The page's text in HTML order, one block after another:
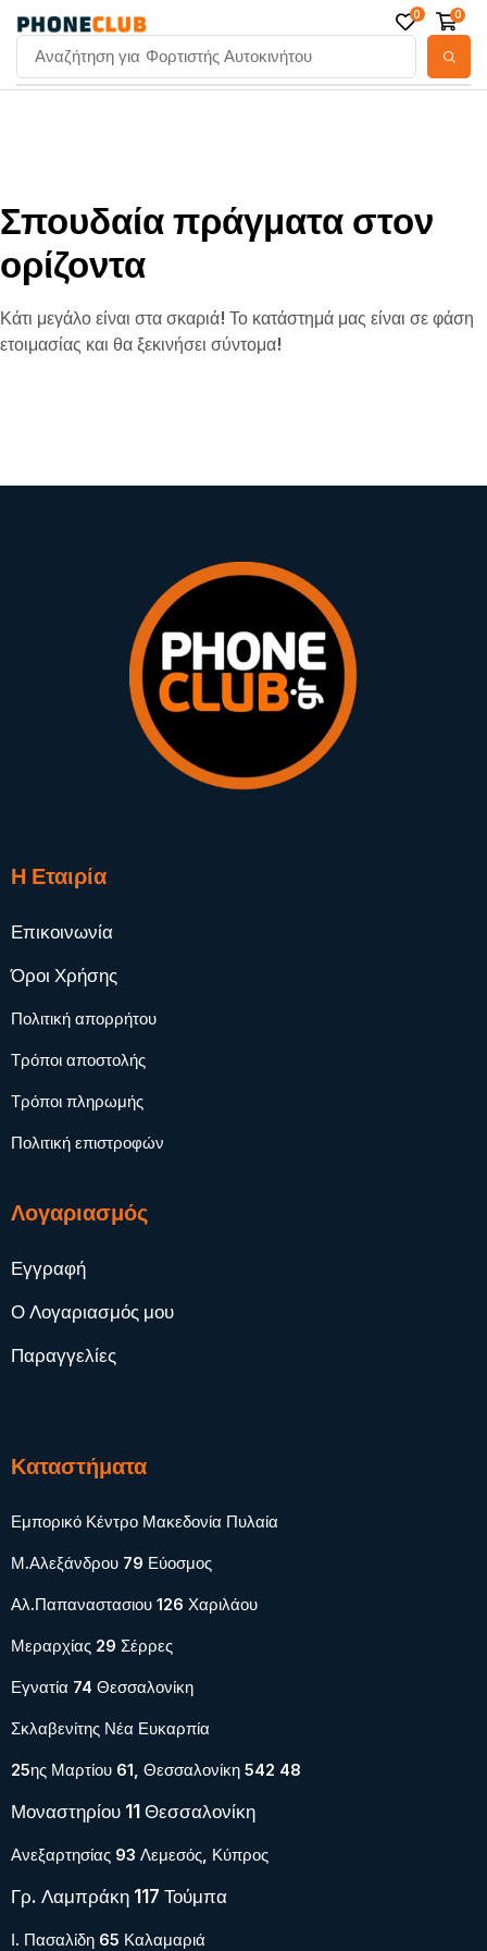
Αναζήτηση για Φορτιστής Αυτοκινήτου
0 0
Σπουδαία πράγματα στον
ορίζοντα
Κάτι μεγάλο είναι στα σκαριά! Το κατάστημά μας είναι σε φάση
ετοιμασίας και θα ξεκινήσει σύντομα!
Η Εταιρία
Επικοινωνία
Όροι Χρήσης
Πολιτική απορρήτου
Τρόποι αποστολής
Τρόποι πληρωμής
Πολιτική επιστροφών
Λογαριασμός
Εγγραφή
Ο Λογαριασμός μου
Παραγγελίες
Καταστήματα
Εμπορικό Κέντρο Μακεδονία Πυλαία
Μ.Αλεξάνδρου 79 Εύοσμος
Αλ.Παπαναστασιου 126 Χαριλάου
Μεραρχίας 29 Σέρρες
Εγνατία 74 Θεσσαλονίκη
Σκλαβενίτης Νέα Ευκαρπία
25ης Μαρτίου 61, Θεσσαλονίκη 542 48
Μοναστηρίου 11 Θεσσαλονίκη
Ανεξαρτησίας 93 Λεμεσός, Κύπρος
Γρ. Λαμπράκη 117 Τούμπα
Ι. Πασαλίδη 65 Καλαμαριά